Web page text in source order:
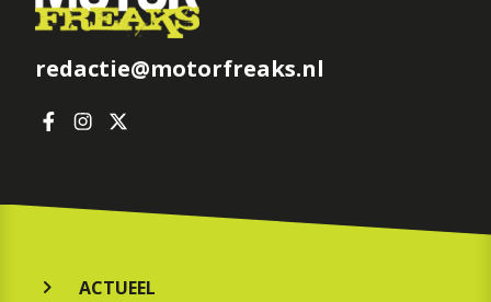
redactie@motorfreaks.nl
ACTUEEL